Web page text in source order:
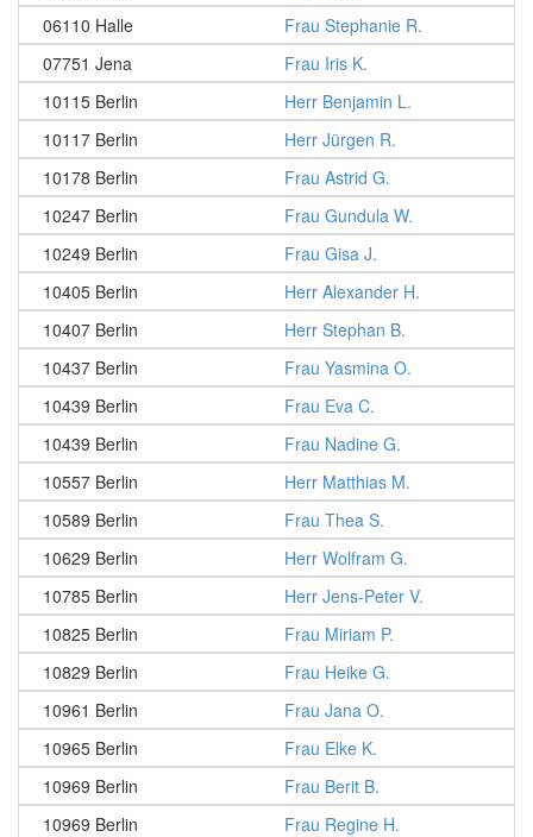
06110 Halle
Frau Stephanie R.
07751 Jena
Frau Iris K.
10115 Berlin
Herr Benjamin L.
10117 Berlin
Herr Jürgen R.
10178 Berlin
Frau Astrid G.
10247 Berlin
Frau Gundula W.
10249 Berlin
Frau Gisa J.
10405 Berlin
Herr Alexander H.
10407 Berlin
Herr Stephan B.
10437 Berlin
Frau Yasmina O.
10439 Berlin
Frau Eva C.
10439 Berlin
Frau Nadine G.
10557 Berlin
Herr Matthias M.
10589 Berlin
Frau Thea S.
10629 Berlin
Herr Wolfram G.
10785 Berlin
Herr Jens-Peter V.
10825 Berlin
Frau Miriam P.
10829 Berlin
Frau Heike G.
10961 Berlin
Frau Jana O.
10965 Berlin
Frau Elke K.
10969 Berlin
Frau Berit B.
10969 Berlin
Frau Regine H.